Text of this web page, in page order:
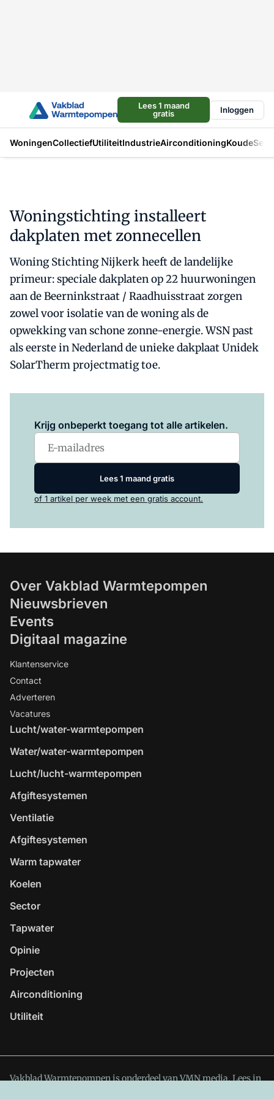
Lees 1 maand
gratis
Inloggen
WoningenCollectiefUtiliteitIndustrieAirconditioningKoude
Woningstichting installeert
dakplaten met zonnecellen
Woning Stichting Nijkerk heeft de landelijke
primeur: speciale dakplaten op 22 huurwoningen
aan de Beerninkstraat / Raadhuisstraat zorgen
zowel voor isolatie van de woning als de
opwekking van schone zonne-energie. WSN past
als eerste in Nederland de unieke dakplaat Unidek
SolarTherm projectmatig toe.
Krijg onbeperkt toegang tot alle artikelen.
Lees 1 maand gratis
of 1 artikel per week met een gratis account.
Over Vakblad Warmtepompen
Nieuwsbrieven
Events
Digitaal magazine
Klantenservice
Contact
Adverteren
Vacatures
Lucht/water-warmtepompen
Water/water-warmtepompen
Lucht/lucht-warmtepompen
Afgiftesystemen
Ventilatie
Afgiftesystemen
Warm tapwater
Koelen
Sector
Tapwater
Opinie
Projecten
Airconditioning
Utiliteit
Vakblad Warmtepompen is onderdeel van VMN media. Lees in